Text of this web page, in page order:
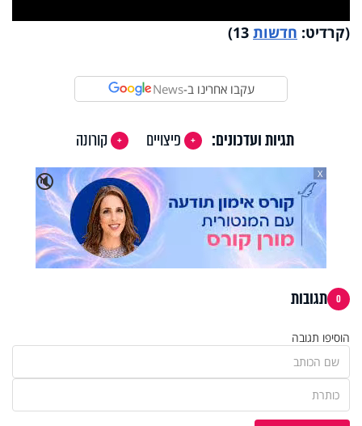
Video
(קרדיט: חדשות
עקבו אחרינו ב-News
תגיות ועדכונים: פיצויים
קורונה
🔇
X
0 תגובות
הוסיפו תגובה